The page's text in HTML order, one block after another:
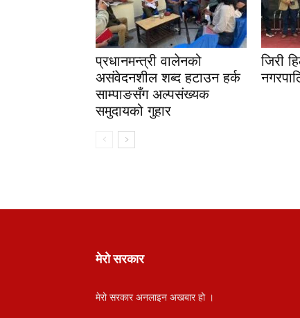
प्रधानमन्त्री वालेनको
असंवेदनशील शब्द हटाउन हर्क
साम्पाङसँग अल्पसंख्यक
समुदायको गुहार
जिरी
मेरो सरकार
मेरो सरकार अनलाइन अखबार हो ।